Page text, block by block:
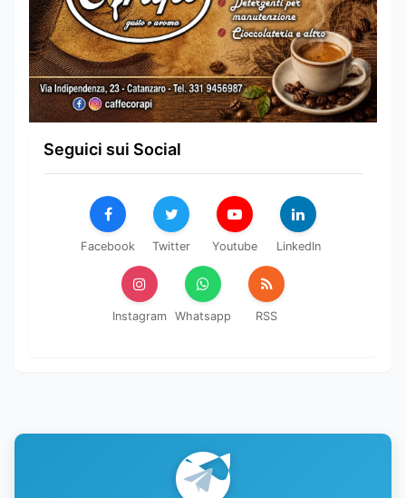
Seguici sui Social
Facebook Twitter Youtube LinkedIn
Instagram Whatsapp RSS